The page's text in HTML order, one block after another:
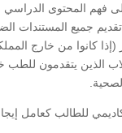
فهم المحتوى الدراسي
جميع المستندات
(إذا كانوا من خارج
الذين يتقدمون
للطالب كعامل